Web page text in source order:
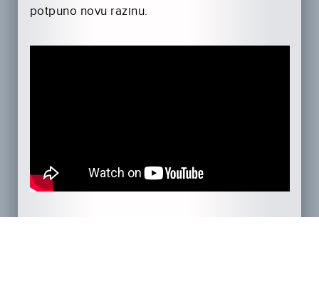
potpuno novu razinu.